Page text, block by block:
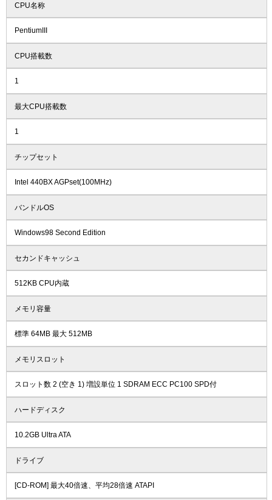
CPU名称
PentiumIII
CPU搭載数
1
最大CPU搭載数
1
チップセット
Intel 440BX AGPset(100MHz)
バンドルOS
Windows98 Second Edition
セカンドキャッシュ
512KB CPU内蔵
メモリ容量
標準 64MB 最大 512MB
メモリスロット
スロット数 2 (空き 1) 増設単位 1 SDRAM ECC PC100 SPD付
ハードディスク
10.2GB Ultra ATA
ドライブ
[CD-ROM] 最大40倍速、平均28倍速 ATAPI